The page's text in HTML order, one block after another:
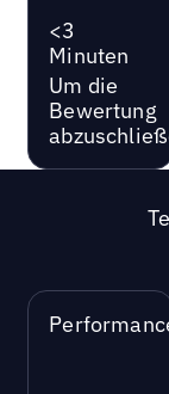
<3
Minuten
Um die
Bewertung